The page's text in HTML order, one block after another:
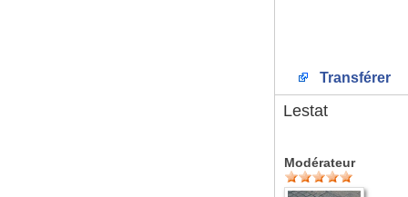
Transférer
Lestat
Modérateur